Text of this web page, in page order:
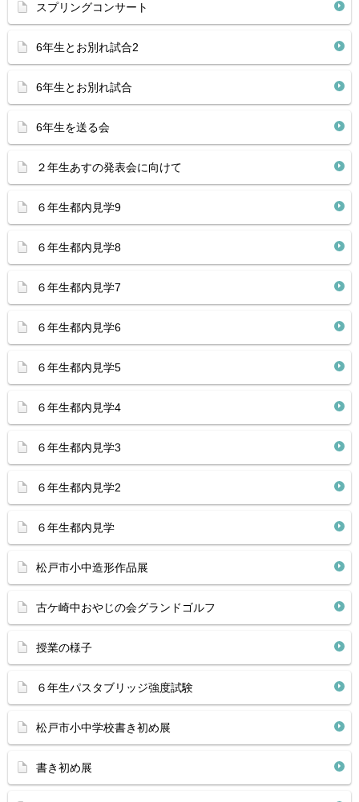
スプリングコンサート
6年生とお別れ試合2
6年生とお別れ試合
6年生を送る会
２年生あすの発表会に向けて
６年生都内見学9
６年生都内見学8
６年生都内見学7
６年生都内見学6
６年生都内見学5
６年生都内見学4
６年生都内見学3
６年生都内見学2
６年生都内見学
松戸市小中造形作品展
古ケ崎中おやじの会グランドゴルフ
授業の様子
６年生パスタブリッジ強度試験
松戸市小中学校書き初め展
書き初め展